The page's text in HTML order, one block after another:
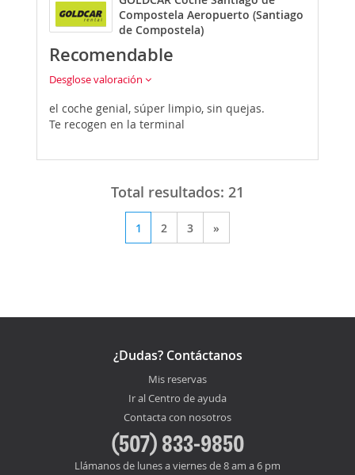
Compostela Aeropuerto (Santiago
de Compostela)
Recomendable
Desglose valoración
el coche genial, súper limpio, sin quejas.
Te recogen en la terminal
Total resultados: 21
1 2 3 »
¿Dudas? Contáctanos
Mis reservas
Ir al Centro de ayuda
Contacta con nosotros
(507) 833-9850
Llámanos de lunes a viernes de 8 am a 6 pm